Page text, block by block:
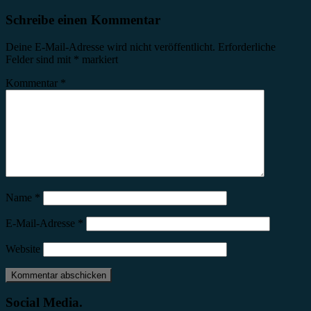
Schreibe einen Kommentar
Deine E-Mail-Adresse wird nicht veröffentlicht. Erforderliche
Felder sind mit * markiert
Kommentar *
Name *
E-Mail-Adresse *
Website
Social Media.